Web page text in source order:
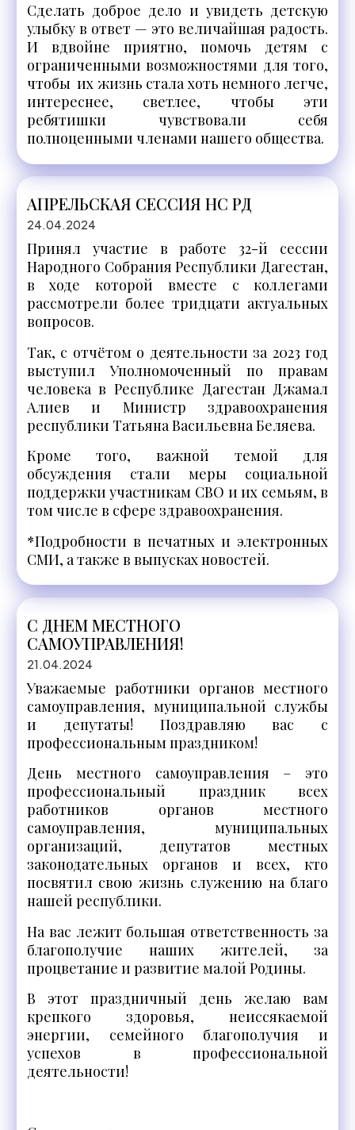
Сделать доброе дело и увидеть детскую
улыбку в ответ — это величайшая радость.
И вдвойне приятно, помочь детям с
ограниченными возможностями для того,
чтобы их жизнь стала хоть немного легче,
интереснее, светлее, чтобы эти
ребятишки чувствовали себя
полноценными членами нашего общества.
АПРЕЛЬСКАЯ СЕССИЯ НС РД
24.04.2024
Принял участие в работе 32-й сессии
Народного Собрания Республики Дагестан,
в ходе которой вместе с коллегами
рассмотрели более тридцати актуальных
вопросов.
Так, с отчётом о деятельности за 2023 год
выступил Уполномоченный по правам
человека в Республике Дагестан Джамал
Алиев и Министр здравоохранения
республики Татьяна Васильевна Беляева.
Кроме того, важной темой для
обсуждения стали меры социальной
поддержки участникам СВО и их семьям, в
том числе в сфере здравоохранения.
*Подробности в печатных и электронных
СМИ, а также в выпусках новостей.
С ДНЕМ МЕСТНОГО
САМОУПРАВЛЕНИЯ!
21.04.2024
Уважаемые работники органов местного
самоуправления, муниципальной службы
и депутаты! Поздравляю вас с
профессиональным праздником!
День местного самоуправления – это
профессиональный праздник всех
работников органов местного
самоуправления, муниципальных
организаций, депутатов местных
законодательных органов и всех, кто
посвятил свою жизнь служению на благо
нашей республики.
На вас лежит большая ответственность за
благополучие наших жителей, за
процветание и развитие малой Родины.
В этот праздничный день желаю вам
крепкого здоровья, неиссякаемой
энергии, семейного благополучия и
успехов в профессиональной
деятельности!